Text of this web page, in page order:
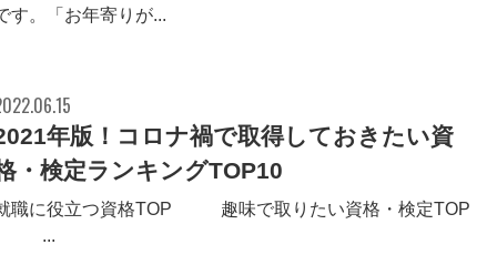
す。「お年寄りが...
年版！コロナ禍で取得しておきたい資
・検定ランキングTOP10
職に役立つ資格TOP30 趣味で取りたい資格・検定TOP
10 ...